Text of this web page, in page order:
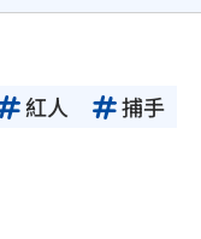
紅人 捕手